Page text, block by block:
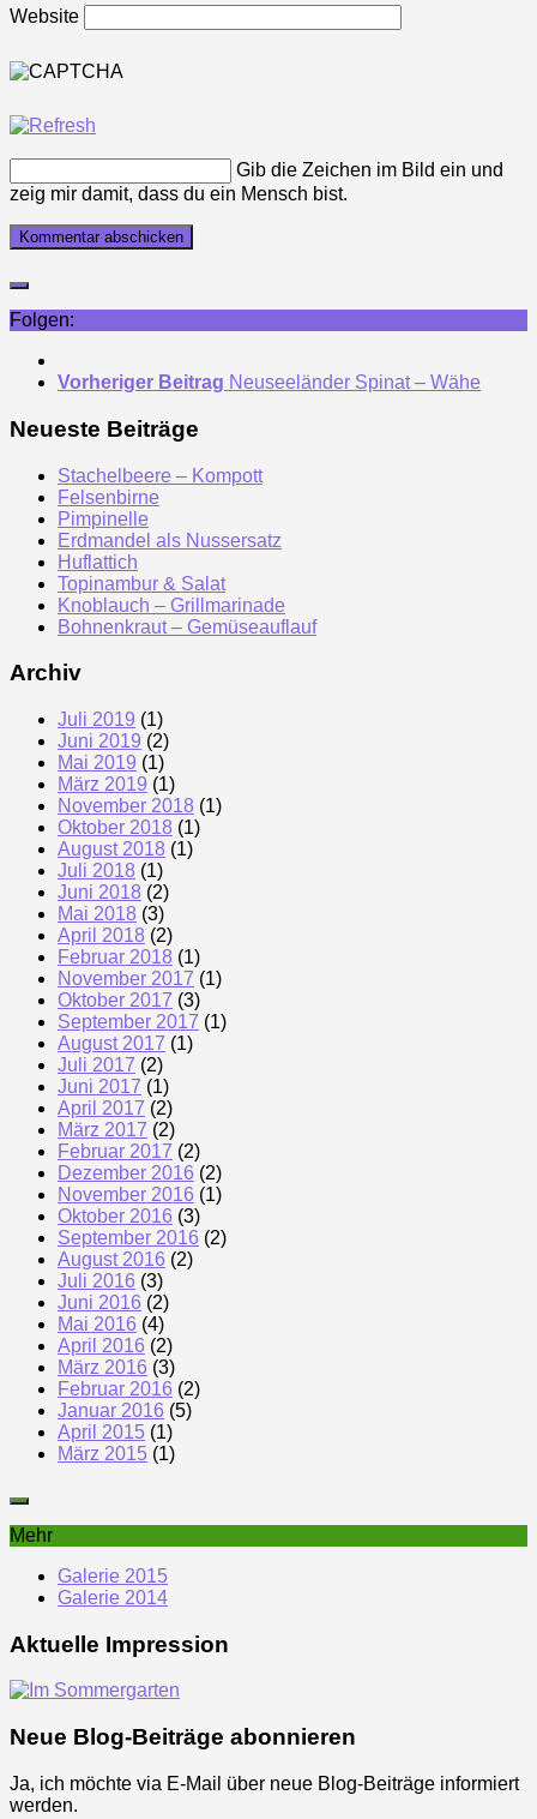
Website
Gib die Zeichen im Bild ein und
zeig mir damit, dass du ein Mensch bist.
Folgen:
Vorheriger Beitrag Neuseeländer Spinat – Wähe
Neueste Beiträge
Stachelbeere – Kompott
Felsenbirne
Pimpinelle
Erdmandel als Nussersatz
Huflattich
Topinambur & Salat
Knoblauch – Grillmarinade
Bohnenkraut – Gemüseauflauf
Archiv
Juli 2019 (1)
Juni 2019 (2)
Mai 2019 (1)
März 2019 (1)
November 2018 (1)
Oktober 2018 (1)
August 2018 (1)
Juli 2018 (1)
Juni 2018 (2)
Mai 2018 (3)
April 2018 (2)
Februar 2018 (1)
November 2017 (1)
Oktober 2017 (3)
September 2017 (1)
August 2017 (1)
Juli 2017 (2)
Juni 2017 (1)
April 2017 (2)
März 2017 (2)
Februar 2017 (2)
Dezember 2016 (2)
November 2016 (1)
Oktober 2016 (3)
September 2016 (2)
August 2016 (2)
Juli 2016 (3)
Juni 2016 (2)
Mai 2016 (4)
April 2016 (2)
März 2016 (3)
Februar 2016 (2)
Januar 2016 (5)
April 2015 (1)
März 2015 (1)
Mehr
Galerie 2015
Galerie 2014
Aktuelle Impression
Neue Blog-Beiträge abonnieren
Ja, ich möchte via E-Mail über neue Blog-Beiträge informiert
werden.